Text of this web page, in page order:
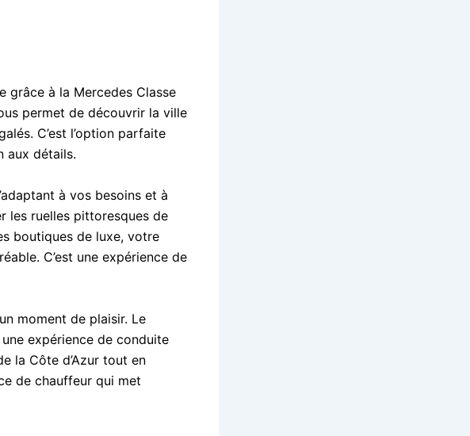
grâce à la Mercedes Classe
permet de découvrir la ville
C’est l’option parfaite
aux détails.
à vos besoins et à
les ruelles pittoresques de
boutiques de luxe, votre
C’est une expérience de
moment de plaisir. Le
expérience de conduite
la Côte d’Azur tout en
de chauffeur qui met